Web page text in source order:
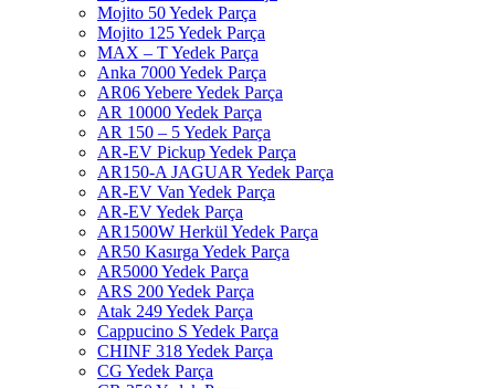
Mojito 50 Yedek Parça
Mojito 125 Yedek Parça
MAX – T Yedek Parça
Anka 7000 Yedek Parça
AR06 Yebere Yedek Parça
AR 10000 Yedek Parça
AR 150 – 5 Yedek Parça
AR-EV Pickup Yedek Parça
AR150-A JAGUAR Yedek Parça
AR-EV Van Yedek Parça
AR-EV Yedek Parça
AR1500W Herkül Yedek Parça
AR50 Kasırga Yedek Parça
AR5000 Yedek Parça
ARS 200 Yedek Parça
Atak 249 Yedek Parça
Cappucino S Yedek Parça
CHINF 318 Yedek Parça
CG Yedek Parça